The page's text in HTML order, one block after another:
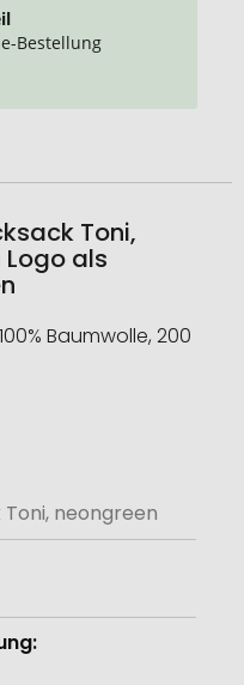
Bestellung
Toni,
als
Baumwolle, 200
neongreen